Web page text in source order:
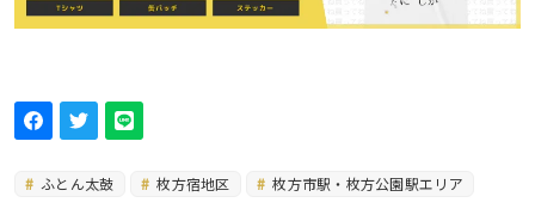
ふとん太鼓 枚方宿地区 枚方市駅・枚方公園駅エリア